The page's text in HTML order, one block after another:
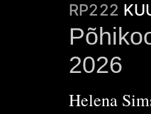
RP222
2026
Helena